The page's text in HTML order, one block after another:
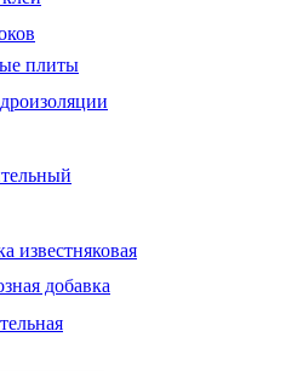
плиты
известняковая
добавка